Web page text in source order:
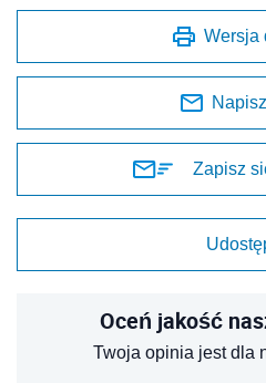
Wersja
Zapisz
Oceń jakość
Twoja opinia jest dla